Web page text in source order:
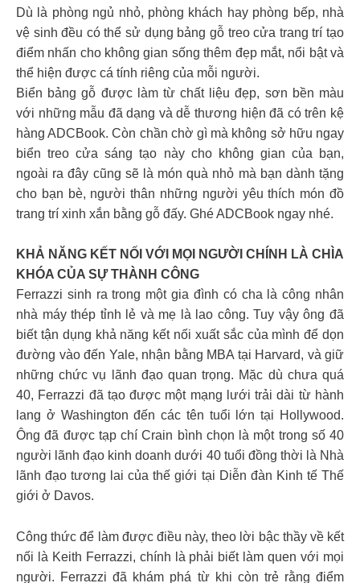
Dù là phòng ngủ nhỏ, phòng khách hay phòng bếp, nhà
vệ sinh đều có thể sử dụng bảng gỗ treo cửa trang trí tạo
điểm nhấn cho không gian sống thêm đẹp mắt, nổi bật và
thể hiện được cá tính riêng của mỗi người.
Biển bảng gỗ được làm từ chất liệu đẹp, sơn bền màu
với những mẫu đã dạng và dễ thương hiện đã có trên kệ
hàng ADCBook. Còn chần chờ gì mà không sở hữu ngay
biển treo cửa sáng tạo này cho không gian của bạn,
ngoài ra đây cũng sẽ là món quà nhỏ mà bạn dành tặng
cho bạn bè, người thân những người yêu thích món đồ
trang trí xinh xắn bằng gỗ đấy. Ghé ADCBook ngay nhé.
KHẢ NĂNG KẾT NỐI VỚI MỌI NGƯỜI CHÍNH LÀ CHÌA
KHÓA CỦA SỰ THÀNH CÔNG
Ferrazzi sinh ra trong một gia đình có cha là công nhân
nhà máy thép tỉnh lẻ và mẹ là lao công. Tuy vậy ông đã
biết tận dụng khả năng kết nối xuất sắc của mình để dọn
đường vào đến Yale, nhận bằng MBA tại Harvard, và giữ
những chức vụ lãnh đạo quan trọng. Mặc dù chưa quá
40, Ferrazzi đã tạo được một mạng lưới trải dài từ hành
lang ở Washington đến các tên tuổi lớn tại Hollywood.
Ông đã được tạp chí Crain bình chọn là một trong số 40
người lãnh đạo kinh doanh dưới 40 tuổi đồng thời là Nhà
lãnh đạo tương lai của thế giới tại Diễn đàn Kinh tế Thế
giới ở Davos.
Công thức để làm được điều này, theo lời bậc thầy về kết
nối là Keith Ferrazzi, chính là phải biết làm quen với mọi
người. Ferrazzi đã khám phá từ khi còn trẻ rằng điểm